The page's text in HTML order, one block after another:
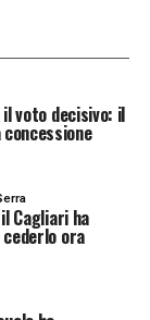
voto decisivo: il
Cagliari ha
ora